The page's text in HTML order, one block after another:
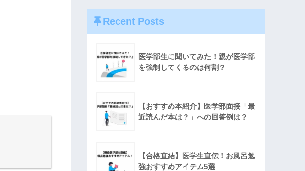
Recent Posts
医学部生に聞いてみた！親が医学部
を強制してくるのは何割？
【おすすめ本紹介】医学部面接「最
近読んだ本は？」への回答例は？
【合格直結】医学生直伝！お風呂勉
強おすすめアイテム5選